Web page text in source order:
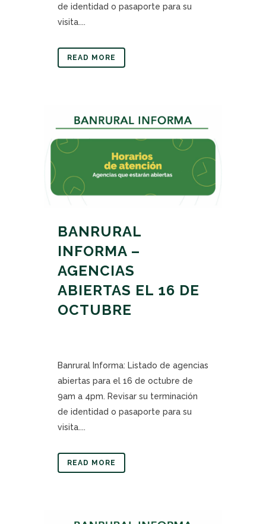
de identidad o pasaporte para su
visita....
READ MORE
BANRURAL
INFORMA –
AGENCIAS
ABIERTAS EL 16 DE
OCTUBRE
Banrural Informa: Listado de agencias
abiertas para el 16 de octubre de
9am a 4pm. Revisar su terminación
de identidad o pasaporte para su
visita....
READ MORE